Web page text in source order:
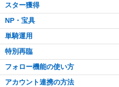
スター獲得
NP・宝具
単騎運用
特別再臨
フォロー機能の使い方
アカウント連携の方法